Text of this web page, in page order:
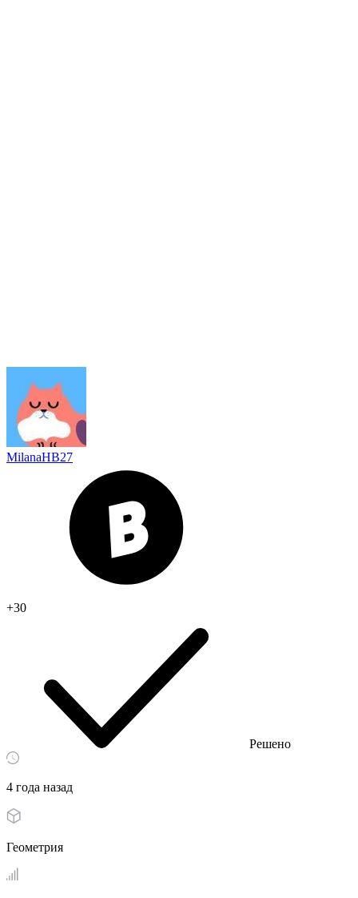
MilanaHB27
+30
Решено
4 года назад
Геометрия